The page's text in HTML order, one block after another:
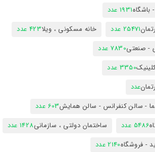
1931 عدد
25471 عدد خانه مسکونی ، ویلا423 عدد
- صنعتی7830 عدد
3350 عدد
عدد
- سالن کنفرانس - سالن همایش603 عدد
5486 عدد ساختمان دولتی ، سازمانی1428 عدد
- فروشگاه2140 عدد